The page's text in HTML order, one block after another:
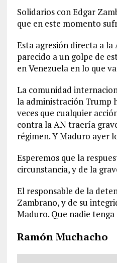
Solidarios con Edgar
que en este momento
Esta agresión directa a la
parecido a un golpe de
en Venezuela en lo que
La comunidad
la administración Trump
veces que cualquier
contra la AN traería
régimen. Y Maduro ayer
Esperemos que la
circunstancia, y de la
El responsable de la
Zambrano, y de su
Maduro. Que nadie tenga
Ramón Muchacho